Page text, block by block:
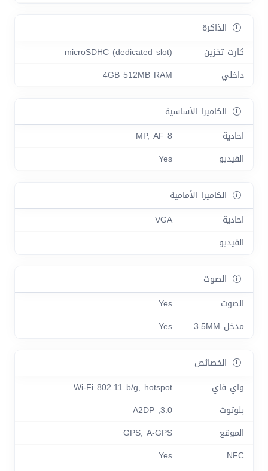
الذاكرة
كارت تخزين
microSDHC (dedicated slot)
داخلي
4GB 512MB RAM
الكاميرا الأساسية
احادية
8 MP, AF
الفيديو
Yes
الكاميرا الأمامية
احادية
VGA
الفيديو
الصوت
الصوت
Yes
مدخل 3.5MM
Yes
الخصائص
واي فاي
Wi-Fi 802.11 b/g, hotspot
بلوتوث
3.0, A2DP
الموقع
GPS, A-GPS
NFC
Yes